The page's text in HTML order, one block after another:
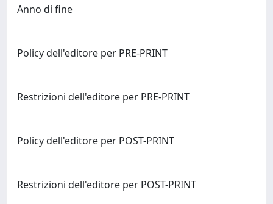
Anno di fine
Policy dell'editore per PRE-PRINT
Restrizioni dell'editore per PRE-PRINT
Policy dell'editore per POST-PRINT
Restrizioni dell'editore per POST-PRINT